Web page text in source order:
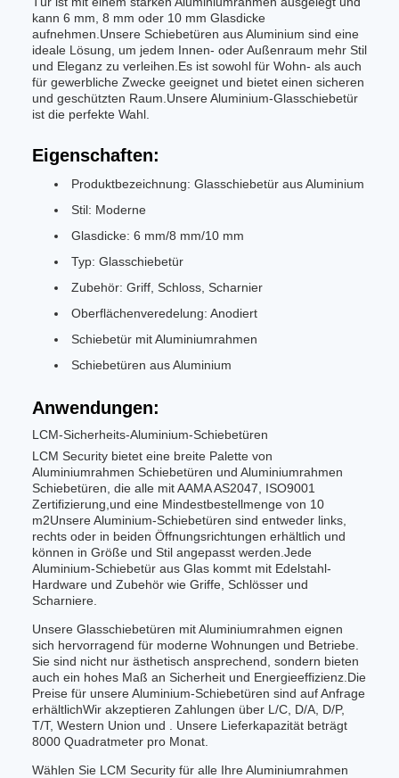
kann 6 mm, 8 mm oder 10 mm Glasdicke
aufnehmen.Unsere Schiebetüren aus Aluminium sind eine
ideale Lösung, um jedem Innen- oder Außenraum mehr Stil
und Eleganz zu verleihen.Es ist sowohl für Wohn- als auch
für gewerbliche Zwecke geeignet und bietet einen sicheren
und geschützten Raum.Unsere Aluminium-Glasschiebetür
ist die perfekte Wahl.
Eigenschaften:
Produktbezeichnung: Glasschiebetür aus Aluminium
Stil: Moderne
Glasdicke: 6 mm/8 mm/10 mm
Typ: Glasschiebetür
Zubehör: Griff, Schloss, Scharnier
Oberflächenveredelung: Anodiert
Schiebetür mit Aluminiumrahmen
Schiebetüren aus Aluminium
Anwendungen:
LCM-Sicherheits-Aluminium-Schiebetüren
LCM Security bietet eine breite Palette von
Aluminiumrahmen Schiebetüren und Aluminiumrahmen
Schiebetüren, die alle mit AAMA AS2047, ISO9001
Zertifizierung,und eine Mindestbestellmenge von 10
m2Unsere Aluminium-Schiebetüren sind entweder links,
rechts oder in beiden Öffnungsrichtungen erhältlich und
können in Größe und Stil angepasst werden.Jede
Aluminium-Schiebetür aus Glas kommt mit Edelstahl-
Hardware und Zubehör wie Griffe, Schlösser und
Scharniere.
Unsere Glasschiebetüren mit Aluminiumrahmen eignen
sich hervorragend für moderne Wohnungen und Betriebe.
Sie sind nicht nur ästhetisch ansprechend, sondern bieten
auch ein hohes Maß an Sicherheit und Energieeffizienz.Die
Preise für unsere Aluminium-Schiebetüren sind auf Anfrage
erhältlichWir akzeptieren Zahlungen über L/C, D/A, D/P,
T/T, Western Union und . Unsere Lieferkapazität beträgt
8000 Quadratmeter pro Monat.
Wählen Sie LCM Security für alle Ihre Aluminiumrahmen